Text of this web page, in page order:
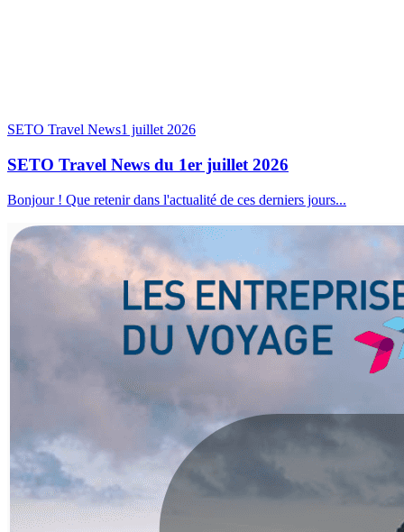
SETO Travel News1 juillet 2026
SETO Travel News du 1er juillet 2026
Bonjour ! Que retenir dans l'actualité de ces derniers jours...